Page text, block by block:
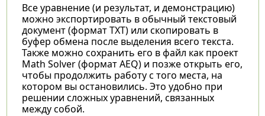
Все уравнение (и результат, и демонстрацию)
можно экспортировать в обычный текстовый
документ (формат TXT) или скопировать в
буфер обмена после выделения всего текста.
Также можно сохранить его в файл как проект
Math Solver (формат AEQ) и позже открыть его,
чтобы продолжить работу с того места, на
котором вы остановились. Это удобно при
решении сложных уравнений, связанных
между собой.